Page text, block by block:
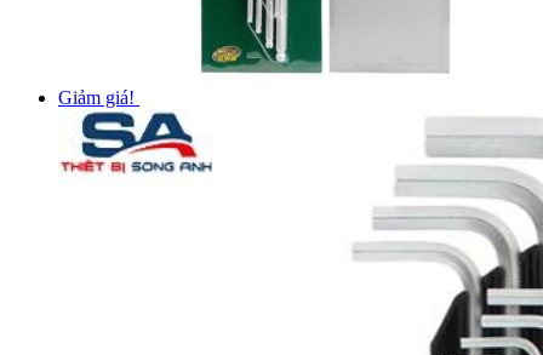
Giảm giá!